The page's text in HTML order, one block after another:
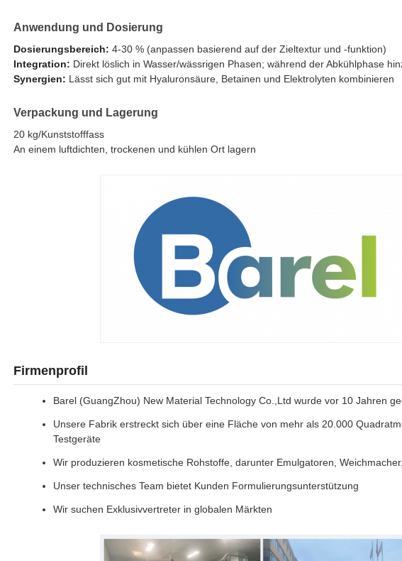
Anwendung und Dosierung
Dosierungsbereich: 4-30 % (anpassen basierend auf der Zieltextur und -funktion)
Integration: Direkt löslich in Wasser/wässrigen Phasen; während der Abkühlphase
Synergien: Lässt sich gut mit Hyaluronsäure, Betainen und Elektrolyten kombinieren
Verpackung und Lagerung
20 kg/Kunststofffass
An einem luftdichten, trockenen und kühlen Ort lagern
Firmenprofil
Barel (GuangZhou) New Material Technology Co.,Ltd wurde vor 10 Jahren
Unsere Fabrik erstreckt sich über eine Fläche von mehr als 20.000
Testgeräte
Wir produzieren kosmetische Rohstoffe, darunter Emulgatoren,
Unser technisches Team bietet Kunden Formulierungsunterstützung
Wir suchen Exklusivvertreter in globalen Märkten